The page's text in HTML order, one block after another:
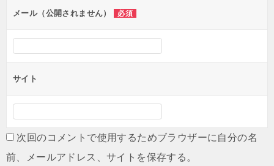
ンメール（公開されません） 必須
サイト
次回のコメントで使用するためブラウザーに自分の名
前、メールアドレス、サイトを保存する。